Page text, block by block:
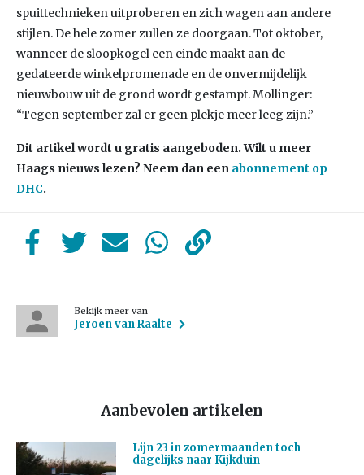
spuittechnieken uitproberen en zich wagen aan andere
stijlen. De hele zomer zullen ze doorgaan. Tot oktober,
wanneer de sloopkogel een einde maakt aan de
gedateerde winkelpromenade en de onvermijdelijk
nieuwbouw uit de grond wordt gestampt. Mollinger:
“Tegen september zal er geen plekje meer leeg zijn.”
Dit artikel wordt u gratis aangeboden. Wilt u meer
Haags nieuws lezen? Neem dan een abonnement op
DHC.
Bekijk meer van
Jeroen van Raalte
Aanbevolen artikelen
Lijn 23 in zomermaanden toch
dagelijks naar Kijkduin